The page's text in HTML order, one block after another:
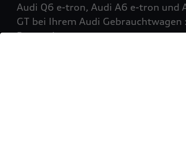
Audi Q6 e-tron, Audi A6 e-tron und
GT bei Ihrem Audi Gebrauchtwagen
Partner!